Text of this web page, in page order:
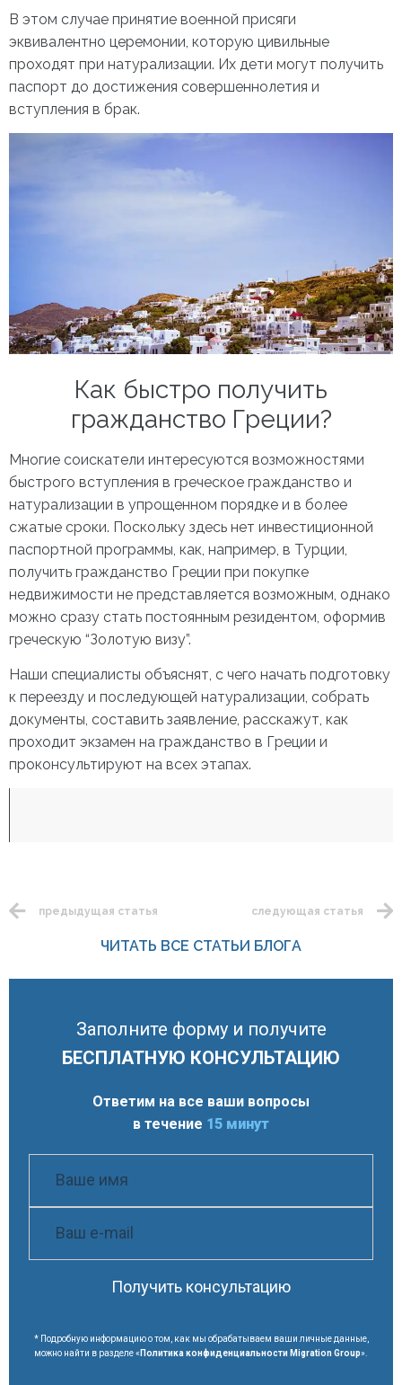
В этом случае принятие военной присяги
эквивалентно церемонии, которую цивильные
проходят при натурализации. Их дети могут получить
паспорт до достижения совершеннолетия и
вступления в брак.
Как быстро получить
гражданство Греции?
Многие соискатели интересуются возможностями
быстрого вступления в греческое гражданство и
натурализации в упрощенном порядке и в более
сжатые сроки. Поскольку здесь нет инвестиционной
паспортной программы, как, например, в Турции,
получить гражданство Греции при покупке
недвижимости не представляется возможным, однако
можно сразу стать постоянным резидентом, оформив
греческую “Золотую визу”.
Наши специалисты объяснят, с чего начать подготовку
к переезду и последующей натурализации, собрать
документы, составить заявление, расскажут, как
проходит экзамен на гражданство в Греции и
проконсультируют на всех этапах.
предыдущая статья следующая статья
ЧИТАТЬ ВСЕ СТАТЬИ БЛОГА
Заполните форму и получите
БЕСПЛАТНУЮ КОНСУЛЬТАЦИЮ
Ответим на все ваши вопросы
в течение 15 минут
Получить консультацию
* Подробную информацию о том, как мы обрабатываем ваши личные данные,
можно найти в разделе « Политика конфиденциальности Migration Group».